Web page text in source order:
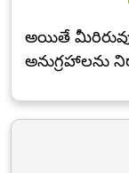
అయితే
అనుగ్రహాలను